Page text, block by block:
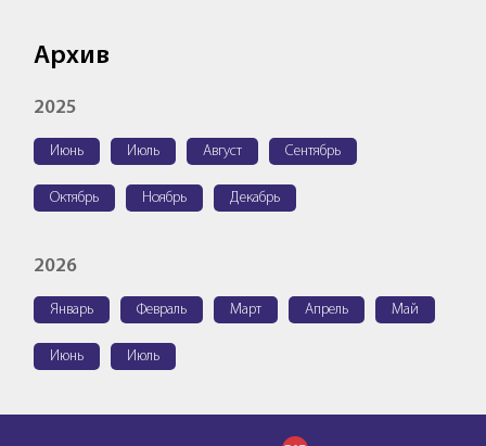
Архив
2025
Июнь Июль Август Сентябрь
Октябрь Ноябрь Декабрь
2026
Январь Февраль Март Апрель Май
Июнь Июль